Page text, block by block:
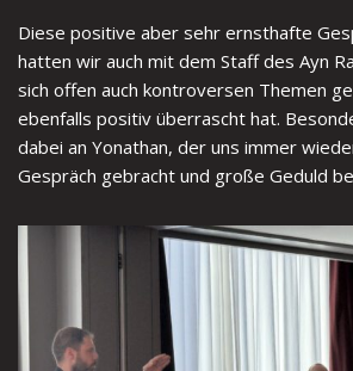
Diese positive aber sehr ernsthafte
hatten wir auch mit dem Staff des Ayn
sich offen auch kontroversen Themen
ebenfalls positiv überrascht hat.
dabei an Yonathan, der uns immer
Gespräch gebracht und große Geduld